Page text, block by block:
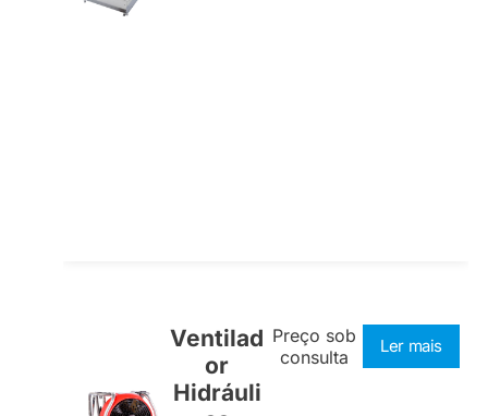
Ventilad
or
Hidráuli
Preço sob
consulta
Ler mais